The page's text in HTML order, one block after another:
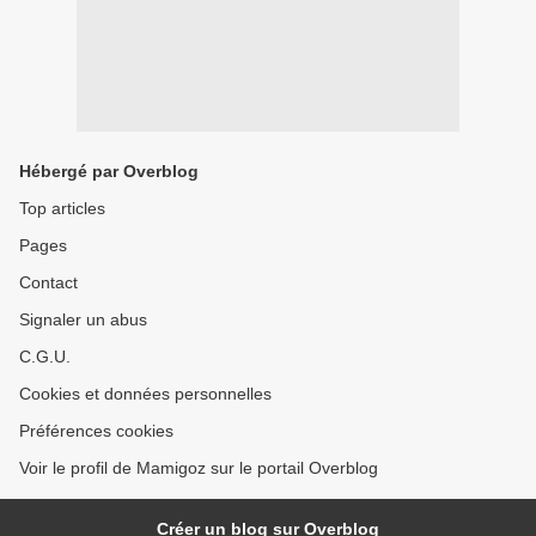
Hébergé par Overblog
Top articles
Pages
Contact
Signaler un abus
C.G.U.
Cookies et données personnelles
Préférences cookies
Voir le profil de Mamigoz sur le portail Overblog
Créer un blog sur Overblog